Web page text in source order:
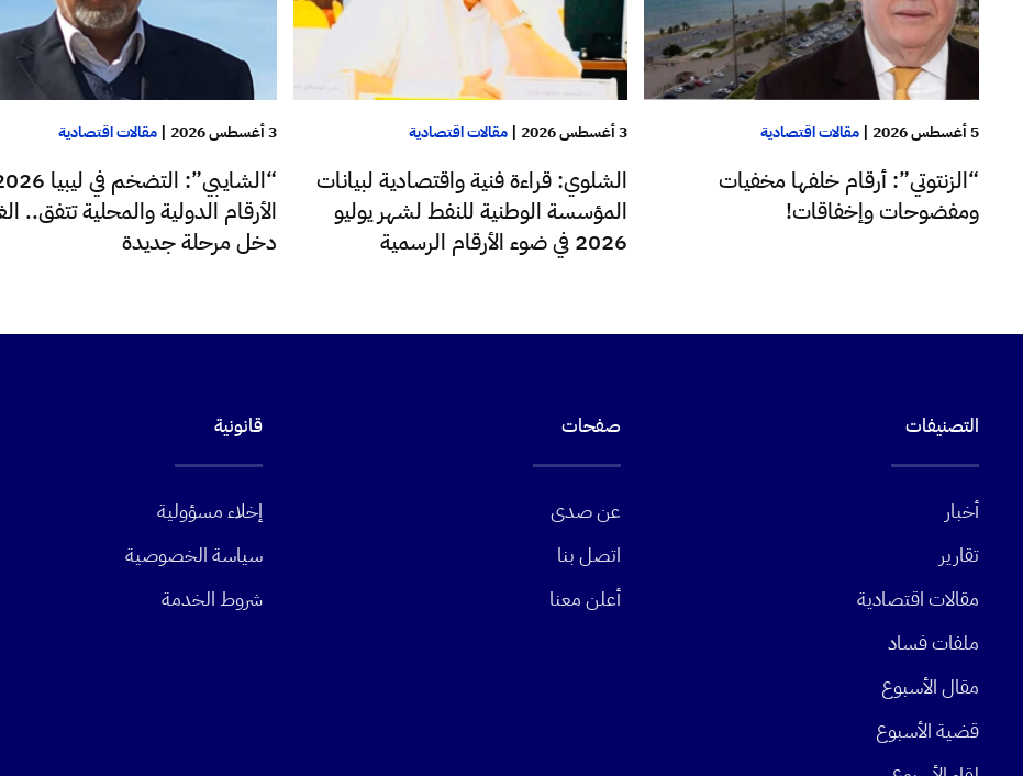
5 أغسطس 2026 | مقالات اقتصادية
“الزنتوتي”: أرقام خلفها مخفيات
ومفضوحات وإخفاقات!
3 أغسطس 2026 | مقالات اقتصادية
الشلوي: قراءة فنية واقتصادية لبيانات
المؤسسة الوطنية للنفط لشهر يوليو
2026 في ضوء الأرقام الرسمية
3 أغسطس 2026 |مقالات اقتصادية
“الشايبي”: التضخم في
الأرقام الدولية والمحلية تتفق..
دخل مرحلة جديدة
التصنيفات
أخبار
تقارير
مقالات اقتصادية
ملفات فساد
مقال الأسبوع
قضية الأسبوع
صفحات
عن صدى
اتصل بنا
أعلن معنا
قانونية
إخلاء مسؤولية
سياسة الخصوصية
شروط الخدمة